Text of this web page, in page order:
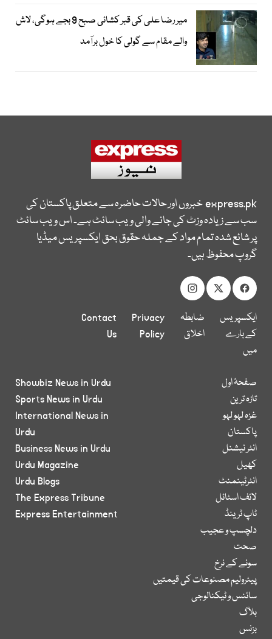
میر رضا علی کی قبر کشائی صبح 9 بجے ہوگی، لاش
والے مقام سے گولی کا خول برآمد
express.pkخبروں اور حالات حاضرہ سے متعلق پاکستان کی
سب سے زیادہ وزٹ کی جانے والی ویب سائٹ ہے۔ اس ویب سائٹ
پر شائع شدہ تمام مواد کے جملہ حقوق بحق ایکسپریس میڈیا
گروپ محفوظ ہیں۔
ایکسپریس
کے بارے
میں
ضابطہ
اخلاق
Privacy
Policy
Contact
Us
صفحۂ اول
تازہ ترین
غزہ لہو لہو
پاکستان
انٹر نیشنل
کھیل
انٹرٹینمنٹ
لائف اسٹائل
ٹاپ ٹرینڈ
دلچسپ و عجیب
صحت
سونے کے نرخ
پیٹرولیم مصنوعات کی قیمتیں
سائنس و ٹیکنالوجی
بلاگ
بزنس
Showbiz News in Urdu
Sports News in Urdu
International News in
Urdu
Business News in Urdu
Urdu Magazine
Urdu Blogs
The Express Tribune
Express Entertainment